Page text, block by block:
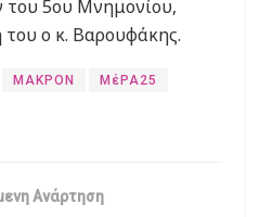
του 5ου Μνημονίου,
ο κ. Βαρουφάκης.
ΜΑΚΡΟΝ ΜέΡΑ25
Ανάρτηση